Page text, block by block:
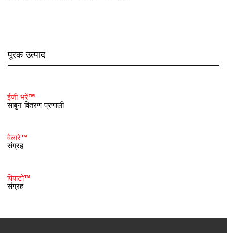
पूरक उत्पाद
ईज़ी भरें™
साबुन वितरण प्रणाली
वेलारे™
संग्रह
पियाटो™
संग्रह